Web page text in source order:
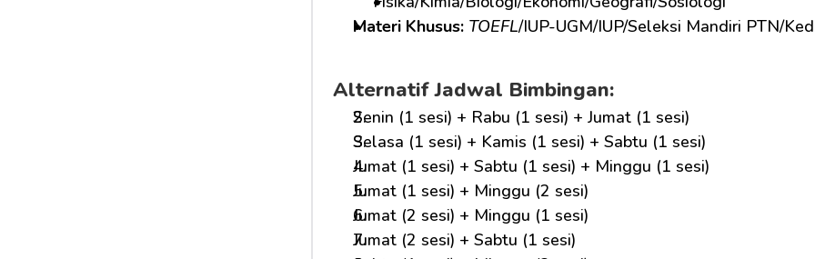
Materi Khusus: TOEFL/IUP-UGM/IUP/Seleksi Mandiri PTN/
Alternatif Jadwal Bimbingan:
Senin (1 sesi) + Rabu (1 sesi) + Jumat (1 sesi)
Selasa (1 sesi) + Kamis (1 sesi) + Sabtu (1 sesi)
Jumat (1 sesi) + Sabtu (1 sesi) + Minggu (1 sesi)
Jumat (1 sesi) + Minggu (2 sesi)
Jumat (2 sesi) + Minggu (1 sesi)
Jumat (2 sesi) + Sabtu (1 sesi)